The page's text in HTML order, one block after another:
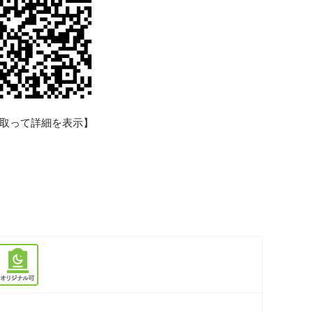
って詳細を表示】